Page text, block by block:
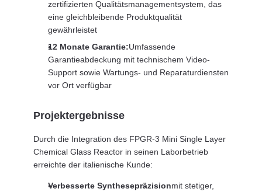
zertifizierten Qualitätsmanagementsystem, das
eine gleichbleibende Produktqualität
gewährleistet
12 Monate Garantie:Umfassende
Garantieabdeckung mit technischem Video-
Support sowie Wartungs- und Reparaturdiensten
vor Ort verfügbar
Projektergebnisse
Durch die Integration des FPGR-3 Mini Single Layer
Chemical Glass Reactor in seinen Laborbetrieb
erreichte der italienische Kunde:
Verbesserte Synthesepräzisionmit stetiger,